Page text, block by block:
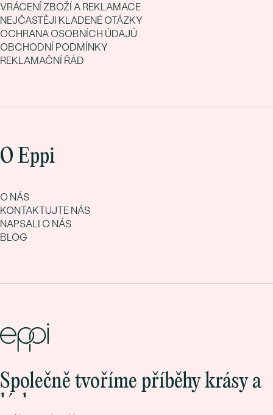
VRÁCENÍ ZBOŽÍ A REKLAMACE
NEJČASTĚJI KLADENÉ OTÁZKY
OCHRANA OSOBNÍCH ÚDAJŮ
OBCHODNÍ PODMÍNKY
REKLAMAČNÍ ŘÁD
O Eppi
O NÁS
KONTAKTUJTE NÁS
NAPSALI O NÁS
BLOG
Společně tvoříme příběhy krásy a
lásky